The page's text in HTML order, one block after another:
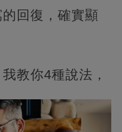
回復，確實顯
教你4種說法，